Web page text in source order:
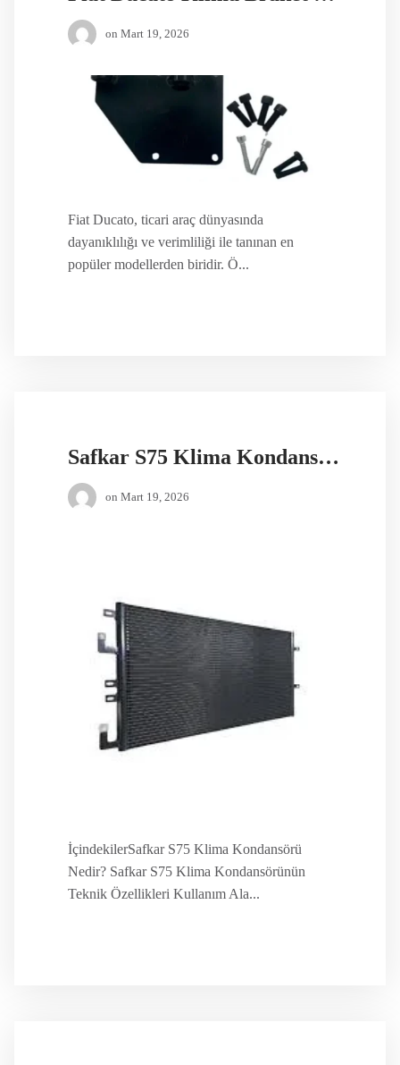
on Mart 19, 2026
Fiat Ducato, ticari araç dünyasında
dayanıklılığı ve verimliliği ile tanınan en
popüler modellerden biridir. Ö...
Safkar S75 Klima Kondansörü
on Mart 19, 2026
İçindekilerSafkar S75 Klima Kondansörü
Nedir? Safkar S75 Klima Kondansörünün
Teknik Özellikleri Kullanım Ala...